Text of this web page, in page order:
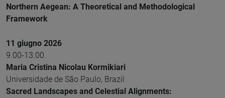
Northern Aegean: A Theoretical and Methodological
Framework
11 giugno 2026
9.00-13.00
Maria Cristina Nicolau Kormikiari
Universidade de São Paulo, Brazil
Sacred Landscapes and Celestial Alignments: